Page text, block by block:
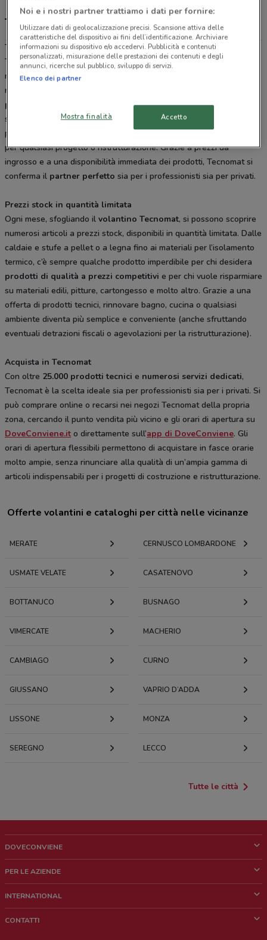
Tecnomat, offerte e negozi
Tecnomat: Più professionale, meno caro
Tecnomat(ex Bricoman) è la catena di negozi ideale per chi cerca
materiali professionali per la costruzione, la manutenzione e la
ristrutturazione della casa. Tecnomat offre un
prodotti tecnici:
pavimenti (laminati, gres porcellanato),
sanitari, vernici, piastrelle, porte, articoli di falegnameria, utensili
professionali (trapani, avvitatori, smerigliatrici) e tutto ciò che serve
per qualsiasi progetto o ristrutturazione. Grazie a prezzi da
ingrosso e a una disponibilità immediata dei prodotti, Tecnomat si
conferma il partner perfetto sia per i professionisti sia per privati.
Prezzi stock in quantità limitata
Ogni mese, sfogliando il volantino Tecnomat, si possono scoprire
numerosi articoli a prezzi stock, disponibili in quantità limitata. Dalle
caldaie e stufe a pellet o a legna fino ai materiali per l’isolamento
termico, c’è sempre qualche prodotto imperdibile per chi desidera
prodotti di qualità a prezzi competitivi e per chi vuole risparmiare
su materiali edili, pitture, cartongesso e molto altro. Grazie a una
offerta di prodotti tecnici, rinnovare bagno, cucina o qualsiasi
ambiente diventa più semplice e conveniente (anche sfruttando
eventuali detrazioni fiscali o agevolazioni per la ristrutturazione).
Acquista in Tecnomat
Con oltre 25.000 prodotti tecnici e numerosi servizi dedicati,
Tecnomat è la scelta ideale sia per professionisti sia per i privati. Si
può comprare online o recarsi nei negozi Tecnomat della propria
zona, cercando il punto vendita più vicino e gli orari di apertura su
DoveConviene.it o direttamente sull’app di DoveConviene. Gli
orari di apertura flessibili permettono di acquistare in fasce orarie
molto ampie, senza rinunciare alla qualità di un’ampia gamma di
articoli indispensabili per i progetti di costruzione e ristrutturazione.
Offerte volantini e cataloghi per città nelle vicinanze
MERATE CERNUSCO LOMBARDONE
USMATE VELATE CASATENOVO
BOTTANUCO BUSNAGO
VIMERCATE MACHERIO
CAMBIAGO CURNO
GIUSSANO VAPRIO D’ADDA
LISSONE MONZA
SEREGNO LECCO
Tutte le città
DOVECONVIENE
Chi siamo
Lavora con noi
PER LE AZIENDE
Richieste commerciali e marketing
INTERNATIONAL
CONTATTI
Noi e i nostri partner trattiamo i dati per fornire:
Utilizzare dati di geolocalizzazione precisi. Scansione attiva delle
caratteristiche del dispositivo ai fini dell’identificazione. Archiviare
informazioni su dispositivo e/o accedervi. Pubblicità e contenuti
personalizzati, misurazione delle prestazioni dei contenuti e degli
annunci, ricerche sul pubblico, sviluppo di servizi.
Elenco dei partner
Mostra finalità Accetto